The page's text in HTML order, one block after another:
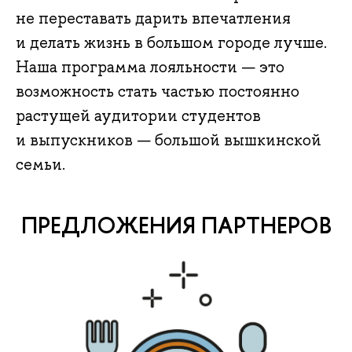
не переставать дарить впечатления
и делать жизнь в большом городе лучше.
Наша программа лояльности — это
возможность стать частью постоянно
растущей аудитории студентов
и выпускников — большой вышкинской
семьи.
ПРЕДЛОЖЕНИЯ ПАРТНЕРОВ